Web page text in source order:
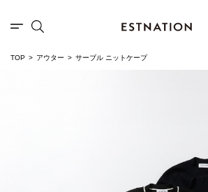
TOP アウター サーブル ニットケープ